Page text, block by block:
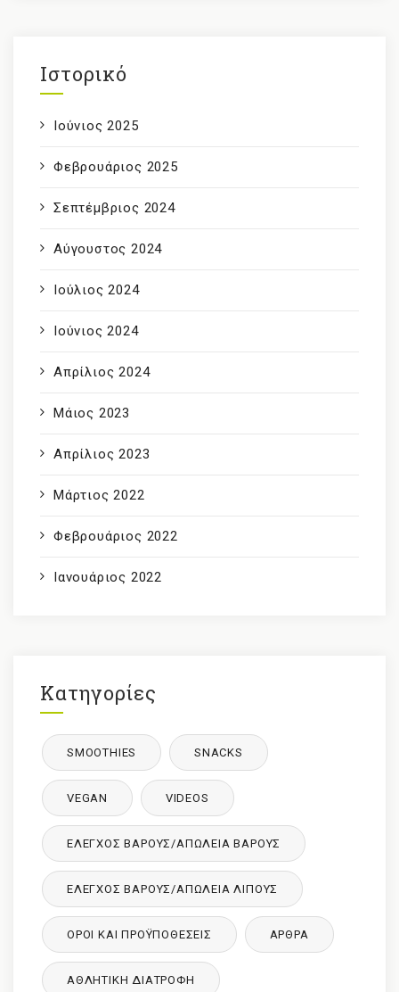
Ιστορικό
Ιούνιος 2025
Φεβρουάριος 2025
Σεπτέμβριος 2024
Αύγουστος 2024
Ιούλιος 2024
Ιούνιος 2024
Απρίλιος 2024
Μάιος 2023
Απρίλιος 2023
Μάρτιος 2022
Φεβρουάριος 2022
Ιανουάριος 2022
Κατηγορίες
SMOOTHIES SNACKS
VEGAN VIDEOS
ΈΛΕΓΧΟΣ ΒΆΡΟΥΣ/ΑΠΏΛΕΙΑ ΒΆΡΟΥΣ
ΈΛΕΓΧΟΣ ΒΆΡΟΥΣ/ΑΠΏΛΕΙΑ ΛΊΠΟΥΣ
ΌΡΟΙ ΚΑΙ ΠΡΟΫΠΟΘΈΣΕΙΣ ΑΡΘΡΑ
ΑΘΛΗΤΙΚΉ ΔΙΑΤΡΟΦΉ